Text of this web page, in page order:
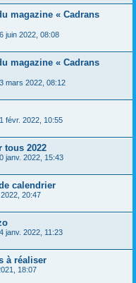
magazine « Cadrans
juin 2022, 08:08
magazine « Cadrans
mars 2022, 08:12
févr. 2022, 10:55
tous 2022
janv. 2022, 15:43
calendrier
20:47
janv. 2022, 11:23
à réaliser
18:07